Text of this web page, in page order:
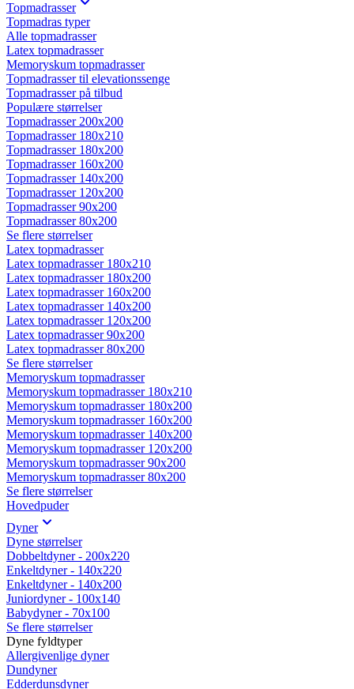
Topmadrasser
Topmadras typer
Alle topmadrasser
Latex topmadrasser
Memoryskum topmadrasser
Topmadrasser til elevationssenge
Topmadrasser på tilbud
Populære størrelser
Topmadrasser 200x200
Topmadrasser 180x210
Topmadrasser 180x200
Topmadrasser 160x200
Topmadrasser 140x200
Topmadrasser 120x200
Topmadrasser 90x200
Topmadrasser 80x200
Se flere størrelser
Latex topmadrasser
Latex topmadrasser 180x210
Latex topmadrasser 180x200
Latex topmadrasser 160x200
Latex topmadrasser 140x200
Latex topmadrasser 120x200
Latex topmadrasser 90x200
Latex topmadrasser 80x200
Se flere størrelser
Memoryskum topmadrasser
Memoryskum topmadrasser 180x210
Memoryskum topmadrasser 180x200
Memoryskum topmadrasser 160x200
Memoryskum topmadrasser 140x200
Memoryskum topmadrasser 120x200
Memoryskum topmadrasser 90x200
Memoryskum topmadrasser 80x200
Se flere størrelser
Hovedpuder
Dyner
Dyne størrelser
Dobbeltdyner - 200x220
Enkeltdyner - 140x220
Enkeltdyner - 140x200
Juniordyner - 100x140
Babydyner - 70x100
Se flere størrelser
Dyne fyldtyper
Allergivenlige dyner
Dundyner
Edderdunsdyner